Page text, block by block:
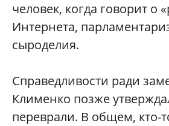
человек, когда говорит о
Интернета,
сыроделия.
Справедливости ради
Клименко позже
переврали. В общем, кто-